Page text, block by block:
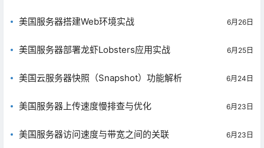
美国服务器搭建Web环境实战 6月26日
美国服务器部署龙虾Lobsters应用实战 6月25日
美国云服务器快照（Snapshot）功能解析 6月24日
美国服务器上传速度慢排查与优化 6月23日
美国服务器访问速度与带宽之间的关联 6月23日